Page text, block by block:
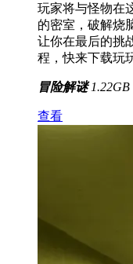
玩家将与怪物在
的密室，破解烧
让你在最后的挑
程，快来下载玩
冒险解谜 1.22GB
查看